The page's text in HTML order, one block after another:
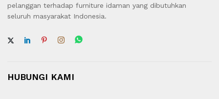
pelanggan terhadap furniture idaman yang dibutuhkan
seluruh masyarakat Indonesia.
HUBUNGI KAMI